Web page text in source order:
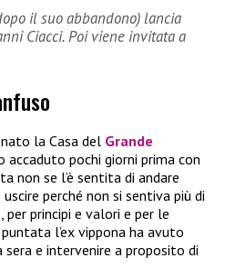
il suo abbandono) lancia
Ciacci. Poi viene invitata a
la Casa del Grande
accaduto pochi giorni prima con
non se l’è sentita di andare
perché non si sentiva più di
principi e valori e per le
l’ex vippona ha avuto
e intervenire a proposito di